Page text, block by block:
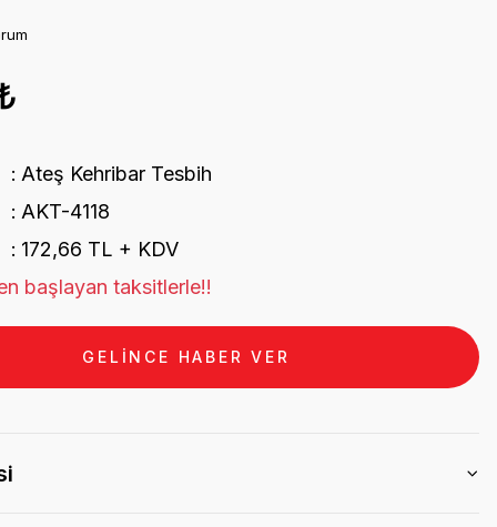
Ateş Kehribar Tesbih
AKT-4118
172,66 TL + KDV
başlayan taksitlerle!!
GELİNCE HABER VER